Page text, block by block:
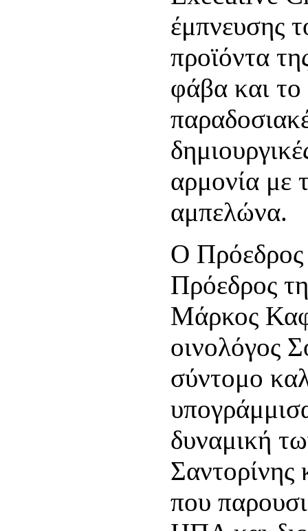
έμπνευσης
προϊόντα
φάβα και το
αρμονία με
αμπελώνα.
Ο
Πρόεδρος
Μάρκος
οινολόγος
σύντομο
δυναμική
Σαντορίνης
που